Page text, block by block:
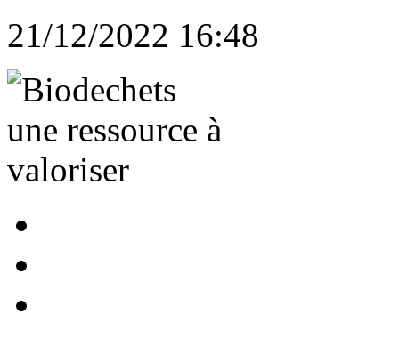
21/12/2022 16:48